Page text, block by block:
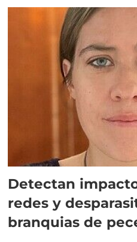
Detectan
redes y
branquias de